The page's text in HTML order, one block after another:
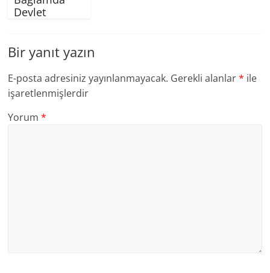
Devlet
Bir yanıt yazın
E-posta adresiniz yayınlanmayacak. Gerekli alanlar* ile
işaretlenmişlerdir
Yorum*